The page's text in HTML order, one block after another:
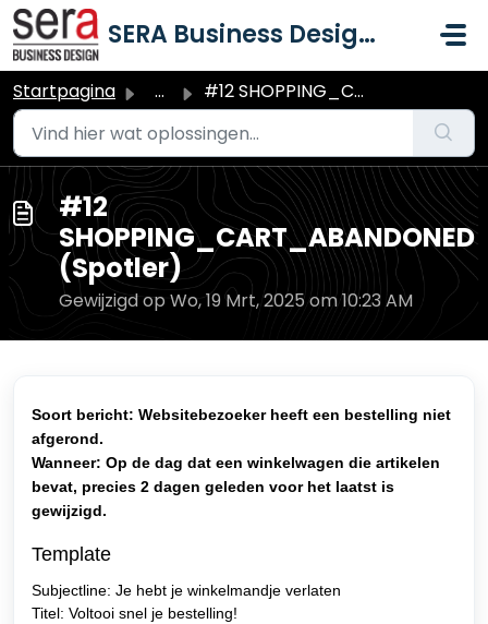
Doorgaan naar hoofdinhoud
SERA Business Design B.V.
Startpagina ... #12 SHOPPING_CART_ABANDONED (Spotler)
#12
SHOPPING_CART_ABANDONED
(Spotler)
Gewijzigd op Wo, 19 Mrt, 2025 om 10:23 AM
Soort bericht: Websitebezoeker heeft een bestelling niet
afgerond.
Wanneer: Op de dag dat een winkelwagen die artikelen
bevat, precies 2 dagen geleden voor het laatst is
gewijzigd.
Template
Subjectline: Je hebt je winkelmandje verlaten
Titel: Voltooi snel je bestelling!